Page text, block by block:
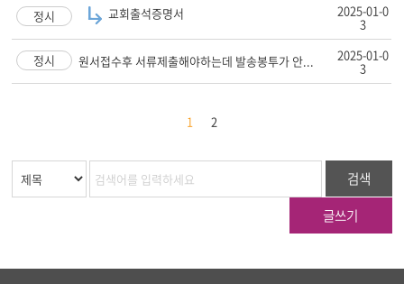
정시 교회출석증명서 2025-01-0
3
정시 원서접수후 서류제출해야하는데 발송봉투가 안... 2025-01-0
3
1 2
검색
글쓰기